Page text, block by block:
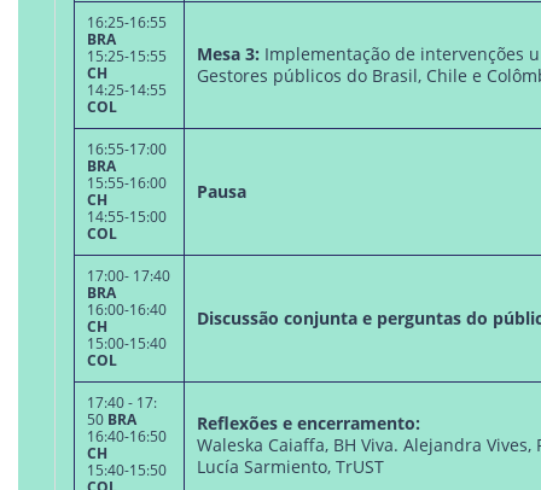
16:25-16:55
BRA
15:25-15:55
CH
14:25-14:55
COL
Mesa 3: Implementação de intervenções
Gestores públicos do Brasil, Chile e
16:55-17:00
BRA
15:55-16:00
CH
14:55-15:00
COL
Pausa
17:00- 17:40
BRA
16:00-16:40
CH
15:00-15:40
COL
Discussão conjunta e perguntas do
17:40 - 17:
50 BRA
16:40-16:50
CH
15:40-15:50
Reflexões e encerramento:
Waleska Caiaffa, BH Viva. Alejandra Vives,
Lucía Sarmiento, TrUST